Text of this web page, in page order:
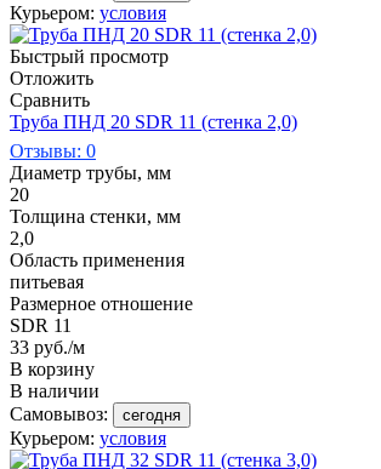
Курьером: условия
Быстрый просмотр
Отложить
Сравнить
Труба ПНД 20 SDR 11 (стенка 2,0)
Отзывы: 0
Диаметр трубы, мм
20
Толщина стенки, мм
2,0
Область применения
питьевая
Размерное отношение
SDR 11
33 руб./м
В корзину
В наличии
Самовывоз:
сегодня
Курьером: условия